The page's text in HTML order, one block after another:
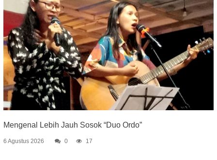
Mengenal Lebih Jauh Sosok “Duo Ordo”
6 Agustus 2026 0 17